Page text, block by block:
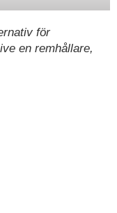
för
en remhållare,